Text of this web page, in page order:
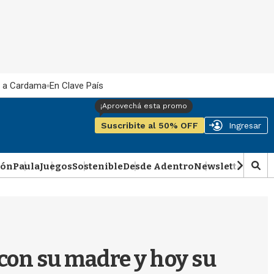
Cardama En Clave País
Suscribite al 50% OFF Ingresar
PaulaJuegosSostenibleDesde AdentroNewsletter
M
o
su madre y hoy su